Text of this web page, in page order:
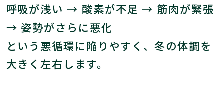
呼吸が浅い → 酸素が不足 → 筋肉が緊張
→ 姿勢がさらに悪化
という悪循環に陥りやすく、冬の体調を
大きく左右します。